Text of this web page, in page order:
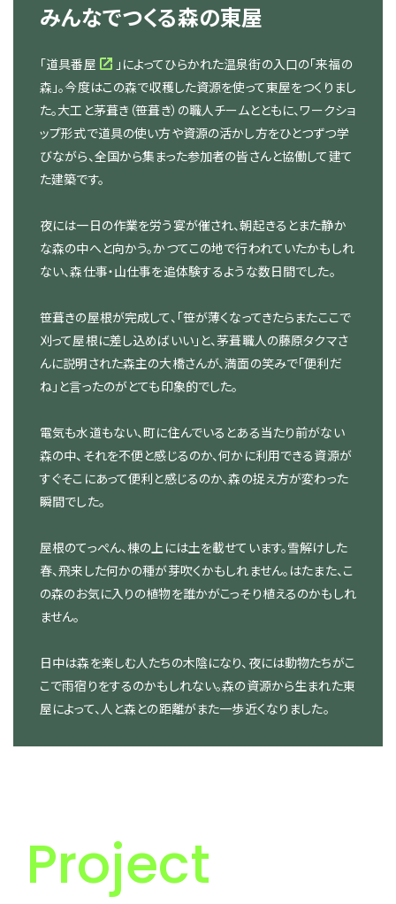
みんなでつくる森の東屋
「道具番屋
」によってひらかれた温泉街の入口の「来福の
森」。今度はこの森で収穫した資源を使って東屋をつくりまし
た。大工と茅葺き（笹葺き）の職人チームとともに、ワークショ
ップ形式で道具の使い方や資源の活かし方をひとつずつ学
びながら、全国から集まった参加者の皆さんと協働して建て
た建築です。
夜には一日の作業を労う宴が催され、朝起きるとまた静か
な森の中へと向かう。かつてこの地で行われていたかもしれ
ない、森仕事・山仕事を追体験するような数日間でした。
笹葺きの屋根が完成して、「笹が薄くなってきたらまたここで
刈って屋根に差し込めばいい」と、茅葺職人の藤原タクマさ
んに説明された森主の大橋さんが、満面の笑みで「便利だ
ね」と言ったのがとても印象的でした。
電気も水道もない、町に住んでいるとある当たり前がない
森の中、それを不便と感じるのか、何かに利用できる資源が
すぐそこにあって便利と感じるのか、森の捉え方が変わった
瞬間でした。
屋根のてっぺん、棟の上には土を載せています。雪解けした
春、飛来した何かの種が芽吹くかもしれません。はたまた、こ
の森のお気に入りの植物を誰かがこっそり植えるのかもしれ
ません。
日中は森を楽しむ人たちの木陰になり、夜には動物たちがこ
こで雨宿りをするのかもしれない。森の資源から生まれた東
屋によって、人と森との距離がまた一歩近くなりました。
Project